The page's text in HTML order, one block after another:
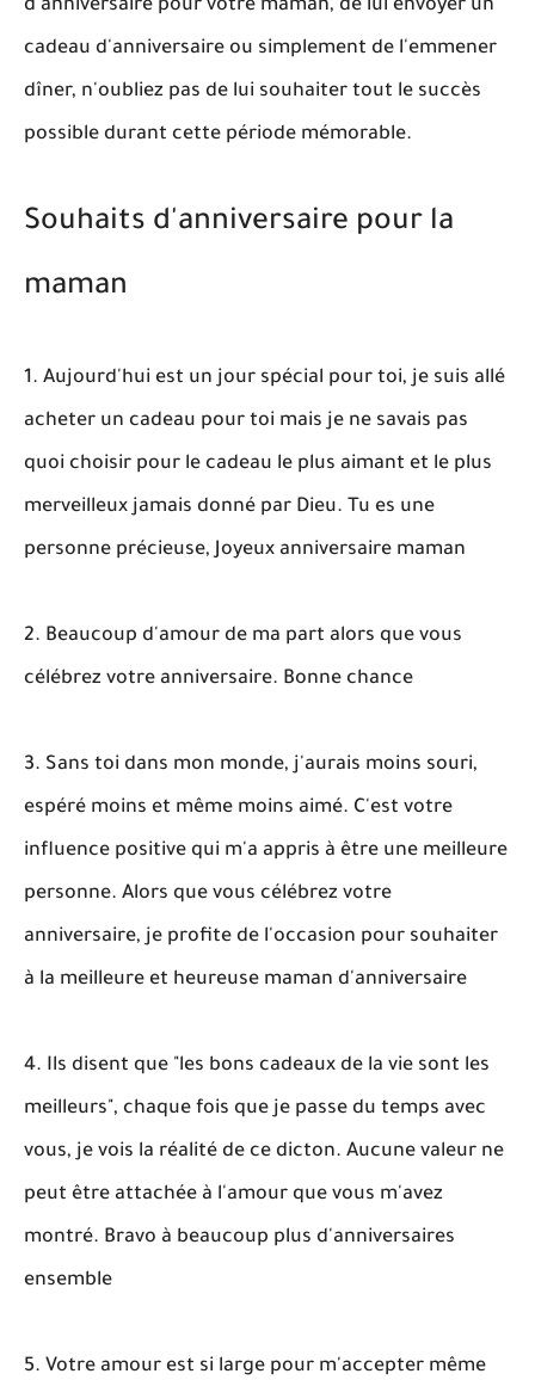
d'anniversaire pour votre maman, de lui envoyer un
cadeau d'anniversaire ou simplement de l'emmener
dîner, n'oubliez pas de lui souhaiter tout le succès
possible durant cette période mémorable.
Souhaits d'anniversaire pour la
maman
1. Aujourd'hui est un jour spécial pour toi, je suis allé
acheter un cadeau pour toi mais je ne savais pas
quoi choisir pour le cadeau le plus aimant et le plus
merveilleux jamais donné par Dieu. Tu es une
personne précieuse, Joyeux anniversaire maman
2. Beaucoup d'amour de ma part alors que vous
célébrez votre anniversaire. Bonne chance
3. Sans toi dans mon monde, j'aurais moins souri,
espéré moins et même moins aimé. C'est votre
influence positive qui m'a appris à être une meilleure
personne. Alors que vous célébrez votre
anniversaire, je profite de l'occasion pour souhaiter
à la meilleure et heureuse maman d'anniversaire
4. Ils disent que "les bons cadeaux de la vie sont les
meilleurs", chaque fois que je passe du temps avec
vous, je vois la réalité de ce dicton. Aucune valeur ne
peut être attachée à l'amour que vous m'avez
montré. Bravo à beaucoup plus d'anniversaires
ensemble
5. Votre amour est si large pour m'accepter même